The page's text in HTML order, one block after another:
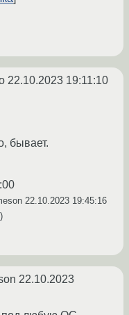
22.10.2023 19:11:10
бывает.
22.10.2023 19:45:16
)
22.10.2023